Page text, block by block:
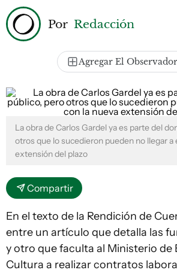
Por Redacción
Agregar El
La obra de Carlos Gardel ya es parte del
otros que lo sucedieron pueden no llegar a
extensión del plazo
Compartir
En el texto de la Rendición de
entre un artículo que detalla las
y otro que faculta al Ministerio de
Cultura a realizar contratos